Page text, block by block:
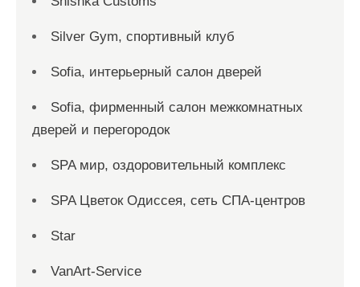
Silver Gym, спортивный клуб
Sofia, интерьерный салон дверей
Sofia, фирменный салон межкомнатных
дверей и перегородок
SPA мир, оздоровительный комплекс
SPA Цветок Одиссея, сеть СПА-центров
Star
VanArt-Service